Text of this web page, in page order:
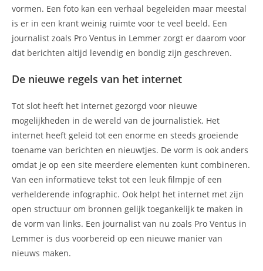
vormen. Een foto kan een verhaal begeleiden maar meestal
is er in een krant weinig ruimte voor te veel beeld. Een
journalist zoals Pro Ventus in Lemmer zorgt er daarom voor
dat berichten altijd levendig en bondig zijn geschreven.
De nieuwe regels van het internet
Tot slot heeft het internet gezorgd voor nieuwe
mogelijkheden in de wereld van de journalistiek. Het
internet heeft geleid tot een enorme en steeds groeiende
toename van berichten en nieuwtjes. De vorm is ook anders
omdat je op een site meerdere elementen kunt combineren.
Van een informatieve tekst tot een leuk filmpje of een
verhelderende infographic. Ook helpt het internet met zijn
open structuur om bronnen gelijk toegankelijk te maken in
de vorm van links. Een journalist van nu zoals Pro Ventus in
Lemmer is dus voorbereid op een nieuwe manier van
nieuws maken.